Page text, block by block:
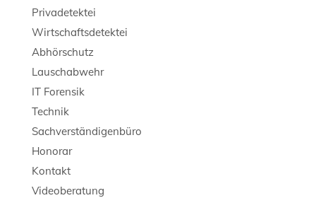
Privadetektei
Wirtschaftsdetektei
Abhörschutz
Lauschabwehr
IT Forensik
Technik
Sachverständigenbüro
Honorar
Kontakt
Videoberatung